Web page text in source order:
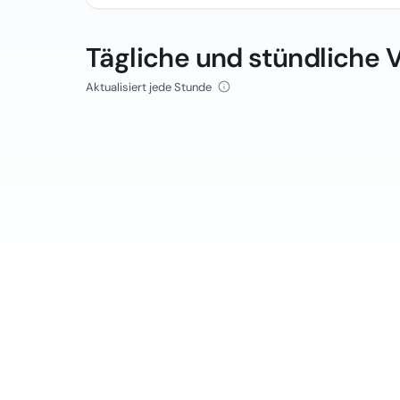
Tägliche und stündliche
Aktualisiert jede Stunde